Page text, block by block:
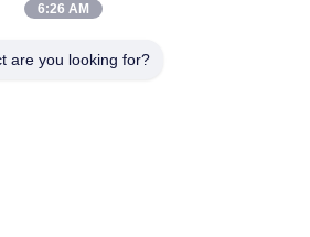
Δήμος Licheng Πόλη Jinan, επαρχία
hairbundles.com
6:26 AM
are you looking for?